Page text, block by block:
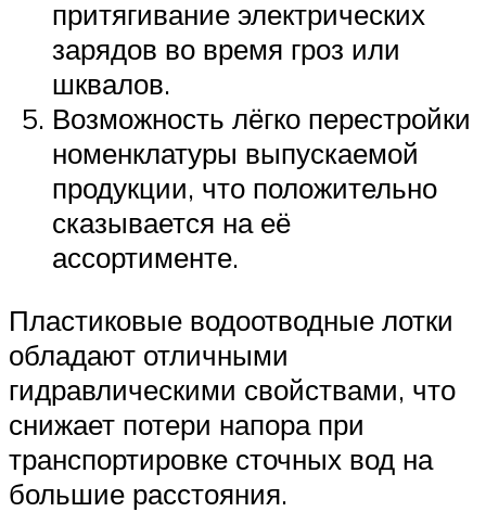
притягивание электрических
зарядов во время гроз или
шквалов.
Возможность лёгко перестройки
номенклатуры выпускаемой
продукции, что положительно
сказывается на её
ассортименте.
Пластиковые водоотводные лотки
обладают отличными
гидравлическими свойствами, что
снижает потери напора при
транспортировке сточных вод на
большие расстояния.